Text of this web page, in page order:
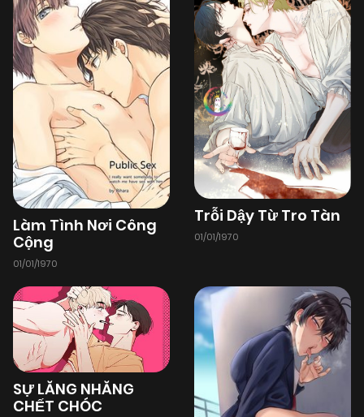
Làm Tình Nơi Công
Cộng
01/01/1970
Trỗi Dậy Từ Tro Tàn
01/01/1970
SỰ LĂNG NHĂNG
CHẾT CHÓC